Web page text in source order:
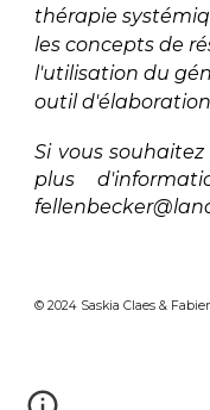
thérapie
les concepts de
l'utilisation du
outil
Si vous
plus
© 2024 Saskia Claes &